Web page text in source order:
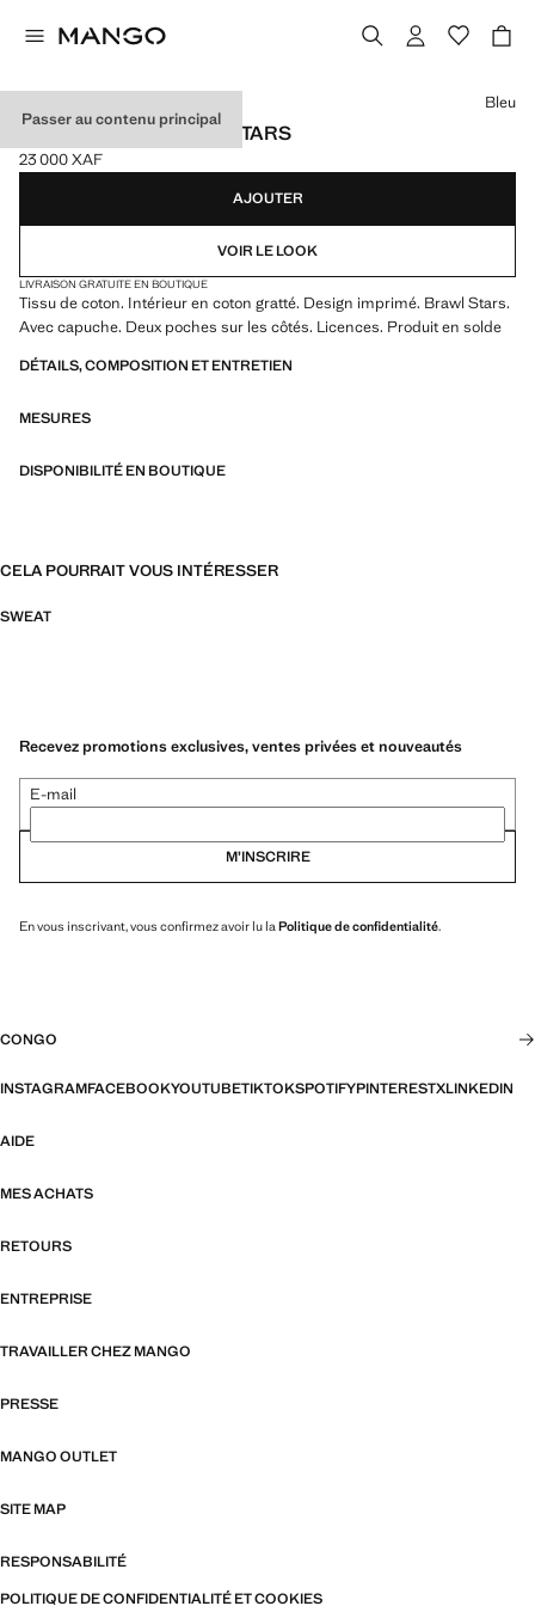
Passer au contenu principal
SWEAT-SHIRT BRAWL STARS
Prix actuel [23 000 XAF ]
23 000 XAF
Choisissez une couleur
Bleu
AJOUTER
VOIR LE LOOK
LIVRAISON GRATUITE EN BOUTIQUE
Tissu de coton. Intérieur en coton gratté. Design imprimé. Brawl Stars.
Avec capuche. Deux poches sur les côtés. Licences. Produit en solde
DÉTAILS, COMPOSITION ET ENTRETIEN
MESURES
DISPONIBILITÉ EN BOUTIQUE
CELA POURRAIT VOUS INTÉRESSER
SWEAT
Recevez promotions exclusives, ventes privées et nouveautés
E-mail
M’INSCRIRE
En vous inscrivant, vous confirmez avoir lu la Politique de confidentialité.
CONGO
INSTAGRAMFACEBOOKYOUTUBETIKTOKSPOTIFYPINTERESTXLINKEDIN
AIDE
MES ACHATS
RETOURS
ENTREPRISE
TRAVAILLER CHEZ MANGO
PRESSE
MANGO OUTLET
SITE MAP
RESPONSABILITÉ
POLITIQUE DE CONFIDENTIALITÉ ET COOKIES